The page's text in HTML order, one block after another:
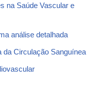
na Saúde Vascular e
análise detalhada
da Circulação Sanguínea